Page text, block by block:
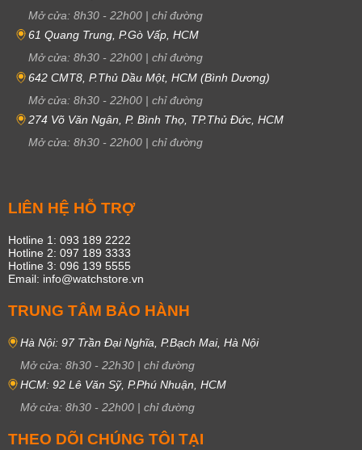
Mở cửa: 8h30 - 22h00 | chỉ đường
61 Quang Trung, P.Gò Vấp, HCM
Mở cửa: 8h30 - 22h00 | chỉ đường
642 CMT8, P.Thủ Dầu Một, HCM (Bình Dương)
Mở cửa: 8h30 - 22h00 | chỉ đường
274 Võ Văn Ngân, P. Bình Thọ, TP.Thủ Đức, HCM
Mở cửa: 8h30 - 22h00 | chỉ đường
LIÊN HỆ HỖ TRỢ
Hotline 1: 093 189 2222
Hotline 2: 097 189 3333
Hotline 3: 096 139 5555
Email: info@watchstore.vn
TRUNG TÂM BẢO HÀNH
Hà Nội: 97 Trần Đại Nghĩa, P.Bạch Mai, Hà Nội
Mở cửa: 8h30 - 22h30 | chỉ đường
HCM: 92 Lê Văn Sỹ, P.Phú Nhuận, HCM
Mở cửa: 8h30 - 22h00 | chỉ đường
THEO DÕI CHÚNG TÔI TẠI